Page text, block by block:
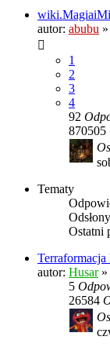
autor: abubu »
1
2
3
4
92
870505
Tematy
Odsłony
Ostatni
Terraformacja
autor: Husar»
5
26584